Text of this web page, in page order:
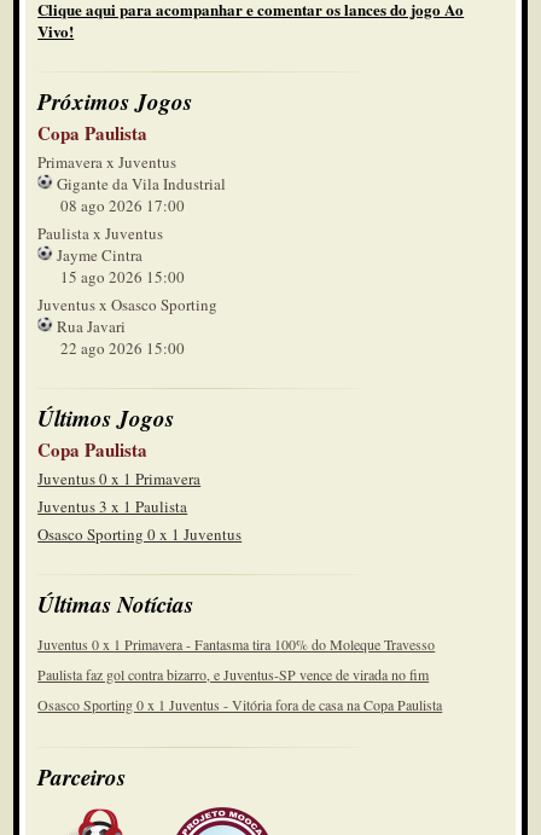
Clique aqui para acompanhar e comentar os lances do jogo Ao
Vivo!
Próximos Jogos
Copa Paulista
Primavera x Juventus
Gigante da Vila Industrial
08 ago 2026 17:00
Paulista x Juventus
Jayme Cintra
15 ago 2026 15:00
Juventus x Osasco Sporting
Rua Javari
22 ago 2026 15:00
Últimos Jogos
Copa Paulista
Juventus 0 x 1 Primavera
Juventus 3 x 1 Paulista
Osasco Sporting 0 x 1 Juventus
Últimas Notícias
Juventus 0 x 1 Primavera - Fantasma tira 100% do Moleque Travesso
Paulista faz gol contra bizarro, e Juventus-SP vence de virada no fim
Osasco Sporting 0 x 1 Juventus - Vitória fora de casa na Copa Paulista
Parceiros